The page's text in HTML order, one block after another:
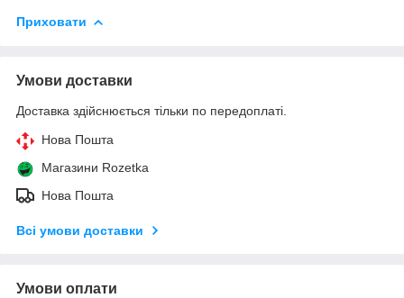
Приховати
Умови доставки
Доставка здійснюється тільки по передоплаті.
Нова Пошта
Магазини Rozetka
Нова Пошта
Всі умови доставки
Умови оплати